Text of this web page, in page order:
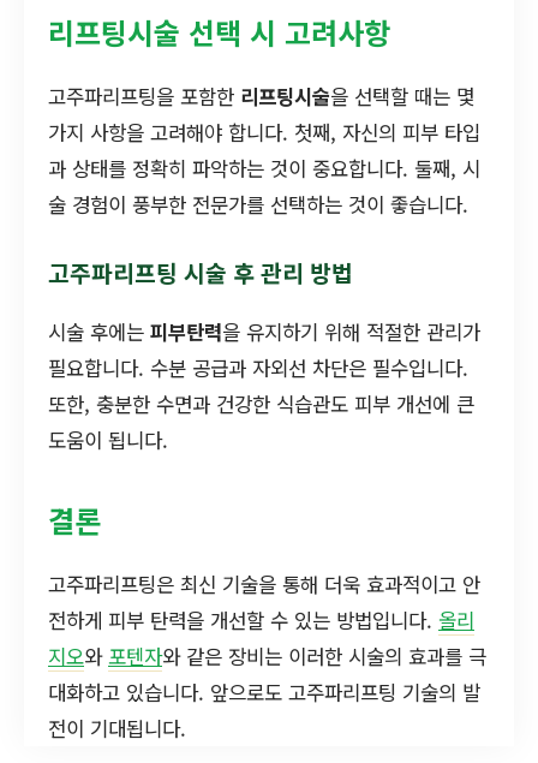
리프팅시술 선택 시 고려사항
고주파리프팅을 포함한 리프팅시술을 선택할 때는 몇
가지 사항을 고려해야 합니다. 첫째, 자신의 피부 타입
과 상태를 정확히 파악하는 것이 중요합니다. 둘째, 시
술 경험이 풍부한 전문가를 선택하는 것이 좋습니다.
고주파리프팅 시술 후 관리 방법
시술 후에는 피부탄력을 유지하기 위해 적절한 관리가
필요합니다. 수분 공급과 자외선 차단은 필수입니다.
또한, 충분한 수면과 건강한 식습관도 피부 개선에 큰
도움이 됩니다.
결론
고주파리프팅은 최신 기술을 통해 더욱 효과적이고 안
전하게 피부 탄력을 개선할 수 있는 방법입니다. 올리
지오와포텐자와 같은 장비는 이러한 시술의 효과를 극
대화하고 있습니다. 앞으로도 고주파리프팅 기술의 발
전이 기대됩니다.